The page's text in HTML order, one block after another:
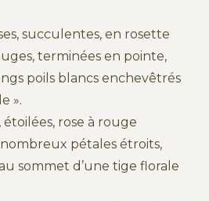
succulentes, en rosette
terminées en pointe,
poils blancs enchevêtrés
».
étoilées, rose à rouge
pétales étroits,
sommet d’une tige florale